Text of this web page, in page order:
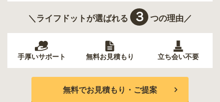
＼ライフドットが選ばれる ３ つの理由／
手厚いサポート 無料お見積もり 立ち会い不要
無料でお見積もり・ご提案